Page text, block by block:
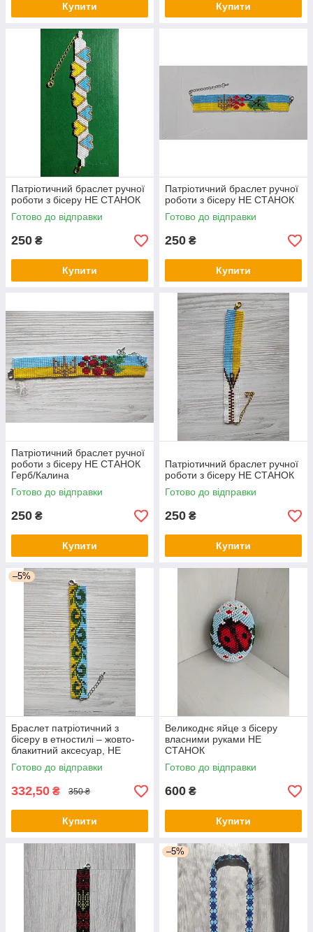
Купити Купити
Патріотичний браслет ручної
роботи з бісеру НЕ СТАНОК
Готово до відправки
250 ₴
Купити
Патріотичний браслет ручної
роботи з бісеру НЕ СТАНОК
Готово до відправки
250 ₴
Купити
Патріотичний браслет ручної
роботи з бісеру НЕ СТАНОК
Герб/Калина
Готово до відправки
250 ₴
Купити
Патріотичний браслет ручної
роботи з бісеру НЕ СТАНОК
Готово до відправки
250 ₴
Купити
–5%
Браслет патріотичний з
бісеру в етностилі – жовто-
блакитний аксесуар, НЕ
СТАНОК
Готово до відправки
332,50 ₴ 350 ₴
Купити
Великоднє яйце з бісеру
власними руками НЕ
СТАНОК
Готово до відправки
600 ₴
Купити
–5%